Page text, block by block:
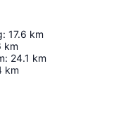
: 17.6 km
km
: 24.1 km
km